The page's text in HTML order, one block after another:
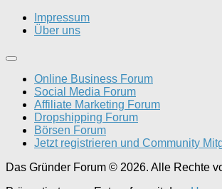
Impressum
Über uns
Online Business Forum
Social Media Forum
Affiliate Marketing Forum
Dropshipping Forum
Börsen Forum
Jetzt registrieren und Community
Das Gründer Forum © 2026. Alle Rechte